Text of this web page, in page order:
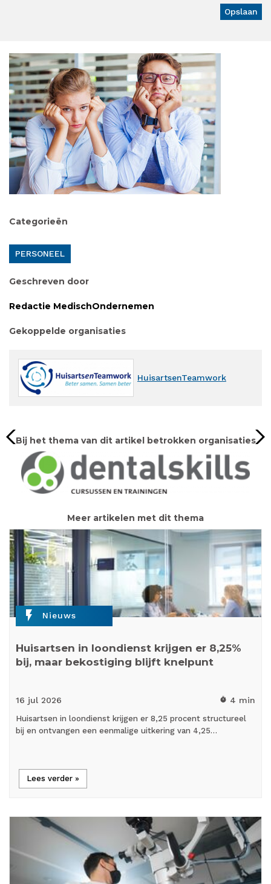
Categorieën
PERSONEEL
Geschreven door
Redactie MedischOndernemen
Gekoppelde organisaties
HuisartsenTeamwork
Bij het thema van dit artikel betrokken organisaties
Meer artikelen met dit thema
flash_on Nieuws
Huisartsen in loondienst krijgen er 8,25%
bij, maar bekostiging blijft knelpunt
16 jul 2026 timer 4 min
Huisartsen in loondienst krijgen er 8,25 procent structureel
bij en ontvangen een eenmalige uitkering van 4,25…
Lees verder »